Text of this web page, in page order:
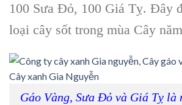
100 Sưa Đỏ, 100 Giá Tỵ. Đây
loại cây sốt trong mùa Cây
Gáo Vàng, Sưa Đỏ và Giá Tỵ là